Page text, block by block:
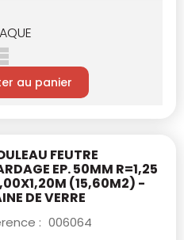
au panier
FEUTRE
EP. 50MM R=1,25
(15,60M2) -
DE VERRE
: 006064